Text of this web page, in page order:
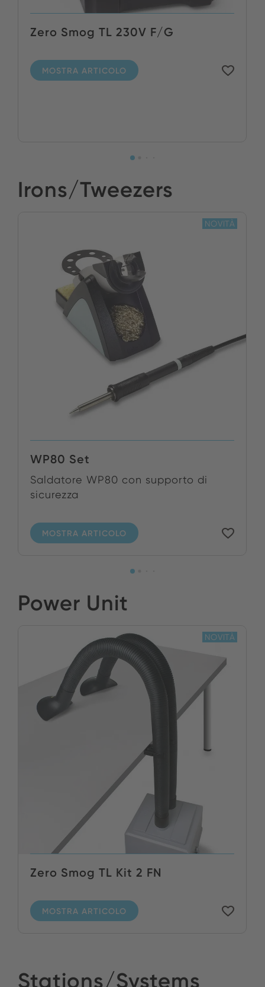
Zero Smog TL 230V F/G
MOSTRA ARTICOLO
Irons/Tweezers
WP80 Set
Saldatore WP80 con supporto di
sicurezza
MOSTRA ARTICOLO
NOVITÀ
Power Unit
Zero Smog TL Kit 2 FN
MOSTRA ARTICOLO
NOVITÀ
Stations/Systems